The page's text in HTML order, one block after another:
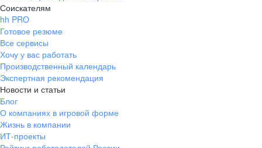
Соискателям
hh PRO
Готовое резюме
Все сервисы
Хочу у вас работать
Производственный календарь
Экспертная рекомендация
Новости и статьи
Блог
О компаниях в игровой форме
Жизнь в компании
ИТ-проекты